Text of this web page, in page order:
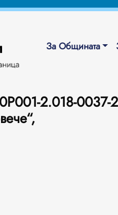
За Общината
2.018-0037-